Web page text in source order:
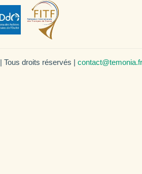
| Tous droits réservés | contact@temonia.fr